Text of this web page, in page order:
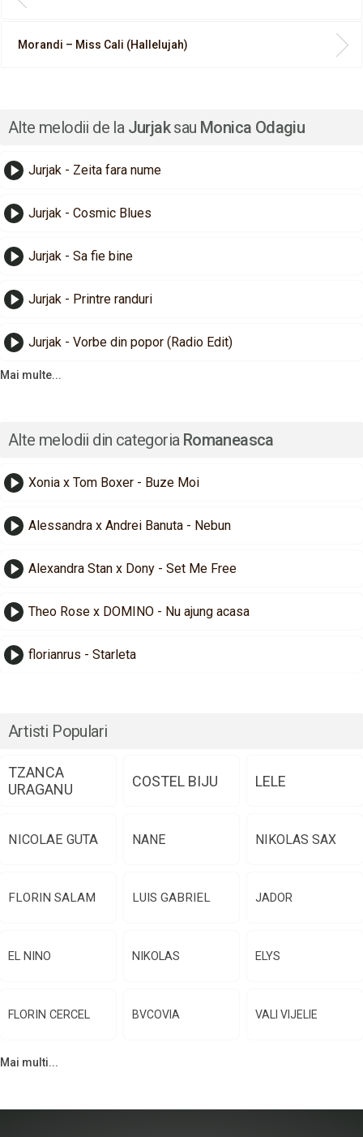
Morandi – Miss Cali (Hallelujah)
Alte melodii de la Jurjaksau Monica Odagiu
Jurjak - Zeita fara nume
Jurjak - Cosmic Blues
Jurjak - Sa fie bine
Jurjak - Printre randuri
Jurjak - Vorbe din popor (Radio Edit)
Mai multe...
Alte melodii din categoria Romaneasca
Xonia x Tom Boxer - Buze Moi
Alessandra x Andrei Banuta - Nebun
Alexandra Stan x Dony - Set Me Free
Theo Rose x DOMINO - Nu ajung acasa
florianrus - Starleta
Artisti Populari
TZANCA
URAGANU
COSTEL BIJU LELE
NICOLAE GUTA NANE NIKOLAS SAX
FLORIN SALAM LUIS GABRIEL JADOR
EL NINO NIKOLAS ELYS
FLORIN CERCEL BVCOVIA VALI VIJELIE
Mai multi...